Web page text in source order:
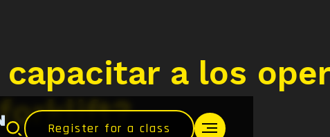
Register for a class
a los